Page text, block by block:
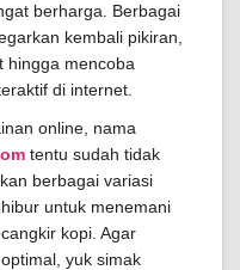
berharga. Berbagai
kembali pikiran,
hingga mencoba
di internet.
online, nama
tentu sudah tidak
berbagai variasi
untuk menemani
kopi. Agar
yuk simak